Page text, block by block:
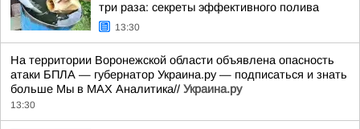
три раза: секреты эффективного полива
13:30
На территории Воронежской области объявлена опасность
атаки БПЛА — губернатор Украина.ру — подписаться и знать
больше Мы в MAX Аналитика// Украина.ру
13:30